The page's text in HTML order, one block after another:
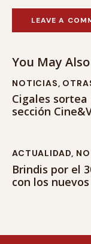
You May
NOTICIAS,
Cigales
sección
ACTUALIDAD,
Brindis por el
con los